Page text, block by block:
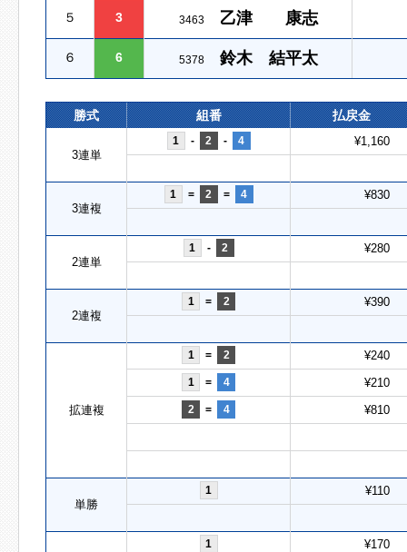
５ 3 3463 乙津 康志
６ 6 5378 鈴木 結平太
勝式 組番 払戻金
3連単
1 - 2 - 4 ¥1,160
3連複
1 = 2 = 4 ¥830
2連単
1 - 2 ¥280
2連複
1 = 2 ¥390
拡連複
1 = 2 ¥240
1 = 4 ¥210
2 = 4 ¥810
単勝
1 ¥110
1 ¥170